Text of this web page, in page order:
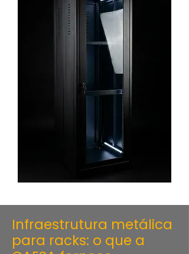
Infraestrutura metálica
para racks: o que a